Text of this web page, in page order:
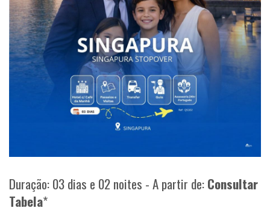
Duração: 03 dias e 02 noites - A partir de:Consultar
Tabela*